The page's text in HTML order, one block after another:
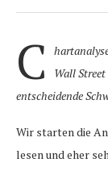
C
Wall
entscheidende
Wir starten die
lesen und eher